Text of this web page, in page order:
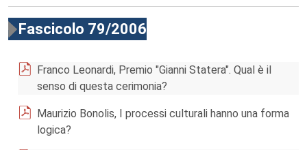
Fascicolo 79/2006
Franco Leonardi, Premio "Gianni Statera". Qual è il
senso di questa cerimonia?
Maurizio Bonolis, I processi culturali hanno una forma
logica?